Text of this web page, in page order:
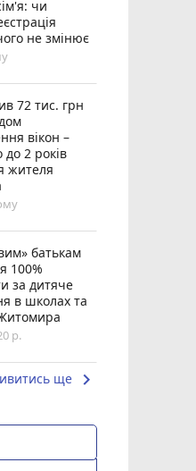
чи
не змінює
72 тис. грн
вікон –
2 років
жителя
батькам
100%
за дитяче
в школах та
р.
ще keyboard_arrow_right